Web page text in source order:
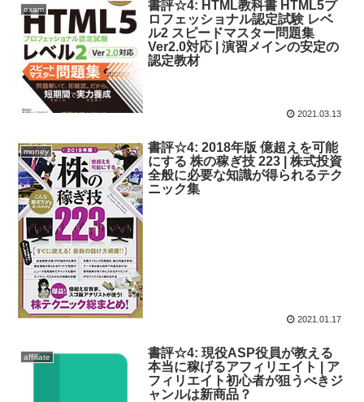
exam
書評☆4: HTML教科書 HTML5プ
ロフェッショナル認定試験 レベ
ル2 スピードマスター問題集
Ver2.0対応 | 演習メインの安定の
認定教材
2021.03.13
money
書評☆4: 2018年版 億超えを可能
にする 株の稼ぎ技 223 | 株式投資
全般に必要な知識が得られるテク
ニック集
2021.01.17
affiliate
書評☆4: 現役ASP役員が教える
本当に稼げるアフィリエイト | ア
フィリエイト初心者が狙うべきジ
ャンルは新商品？